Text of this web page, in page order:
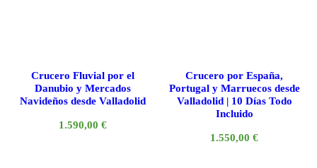
Crucero Fluvial por el
Danubio y Mercados
Navideños desde Valladolid
1.590,00 €
Crucero por España,
Portugal y Marruecos desde
Valladolid | 10 Días Todo
Incluido
1.550,00€